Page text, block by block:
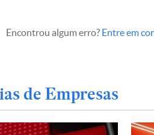
Encontrou algum erro? Entre em
de Empresas